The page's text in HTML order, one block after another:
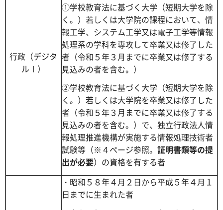
行政（デジタ
ルⅠ）
①学校教育法に基づく大学（短期大学を除
く。）若しくは大学院の課程において、情
報工学、システム工学又は電子工学等情報
処理系の学科を専攻して卒業又は修了した
者（令和５年３月までに卒業又は修了する
見込みの者を含む。）
②学校教育法に基づく大学（短期大学を除
く。）若しくは大学院を卒業又は修了した
者（令和５年３月までに卒業又は修了する
見込みの者を含む。）で、独立行政法人情
報処理推進機構が実施する情報処理技術者
試験等（※４ページ参照。 証明書類等の提
出が必要）の資格を有する者
・昭和５８年４月２日から平成５年４月１
日までに生まれた者